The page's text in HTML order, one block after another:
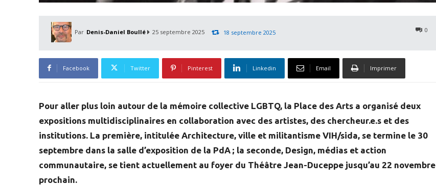
Par Denis-Daniel Boullé 25 septembre 2025 0
18 septembre 2025
Facebook Twitter Pinterest Linkedin Email Imprimer
Pour aller plus loin autour de la mémoire collective LGBTQ, la Place des Arts a organisé deux
expositions multidisciplinaires en collaboration avec des artistes, des chercheur.e.s et des
institutions. La première, intitulée Architecture, ville et militantisme VIH/sida, se termine le 30
septembre dans la salle d’exposition de la PdA ; la seconde, Design, médias et action
communautaire, se tient actuellement au foyer du Théâtre Jean-Duceppe jusqu’au 22 novembre
prochain.